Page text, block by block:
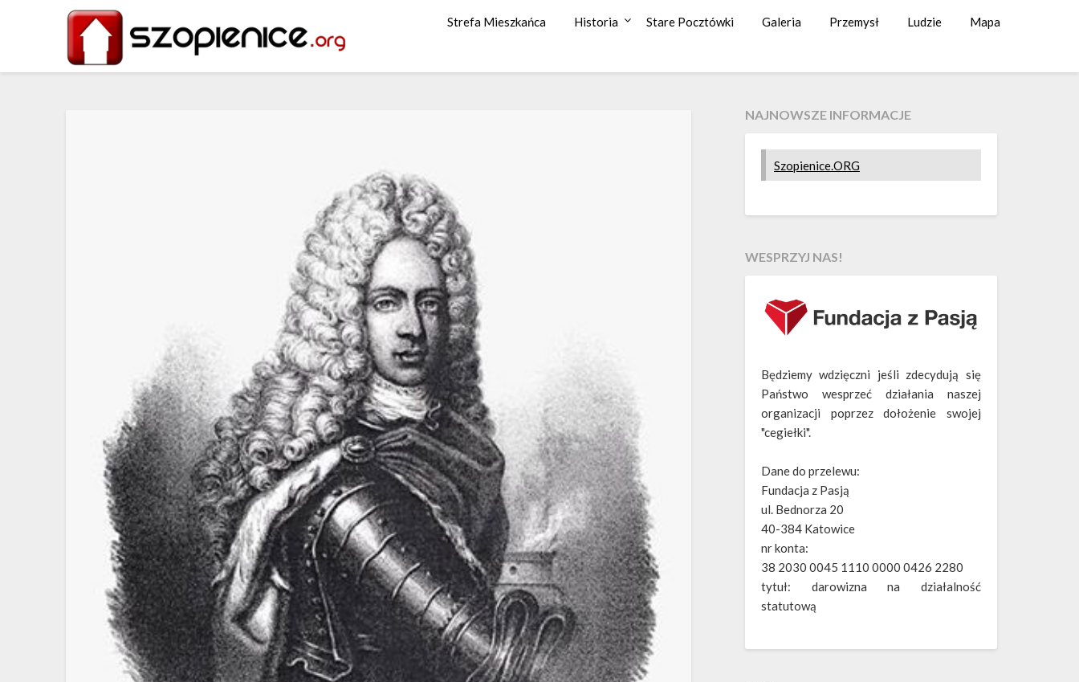
Strefa Mieszkańca Historia Stare Pocztówki Galeria Przemysł Ludzie Mapa
NAJNOWSZE INFORMACJE
Szopienice.ORG
WESPRZYJ NAS!
Będziemy wdzięczni jeśli zdecydują się
Państwo wesprzeć działania naszej
organizacji poprzez dołożenie swojej
"cegiełki".
Dane do przelewu:
Fundacja z Pasją
ul. Bednorza 20
40-384 Katowice
nr konta:
38 2030 0045 1110 0000 0426 2280
tytuł: darowizna na działalność
statutową